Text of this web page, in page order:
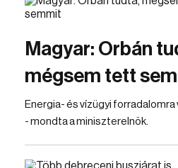
Magyar: Orbán
mégsem tett
Energia- és vízügyi forradalomra
- mondta a miniszterelnök.